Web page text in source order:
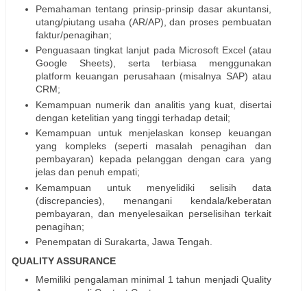
Pemahaman tentang prinsip-prinsip dasar akuntansi,
utang/piutang usaha (AR/AP), dan proses pembuatan
faktur/penagihan;
Penguasaan tingkat lanjut pada Microsoft Excel (atau
Google Sheets), serta terbiasa menggunakan
platform keuangan perusahaan (misalnya SAP) atau
CRM;
Kemampuan numerik dan analitis yang kuat, disertai
dengan ketelitian yang tinggi terhadap detail;
Kemampuan untuk menjelaskan konsep keuangan
yang kompleks (seperti masalah penagihan dan
pembayaran) kepada pelanggan dengan cara yang
jelas dan penuh empati;
Kemampuan untuk menyelidiki selisih data
(discrepancies), menangani kendala/keberatan
pembayaran, dan menyelesaikan perselisihan terkait
penagihan;
Penempatan di Surakarta, Jawa Tengah.
QUALITY ASSURANCE
Memiliki pengalaman minimal 1 tahun menjadi Quality